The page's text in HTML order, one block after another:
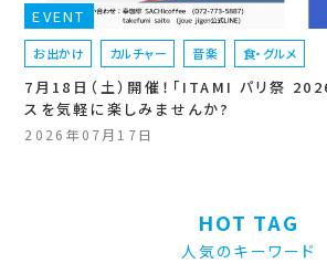
EVENT
お出かけ カルチャー 音楽 食・グルメ
7月18日（土）開催！「ITAMI パリ祭
スを気軽に楽しみませんか?
2026年07月17日
HOT TAG
人気のキーワード